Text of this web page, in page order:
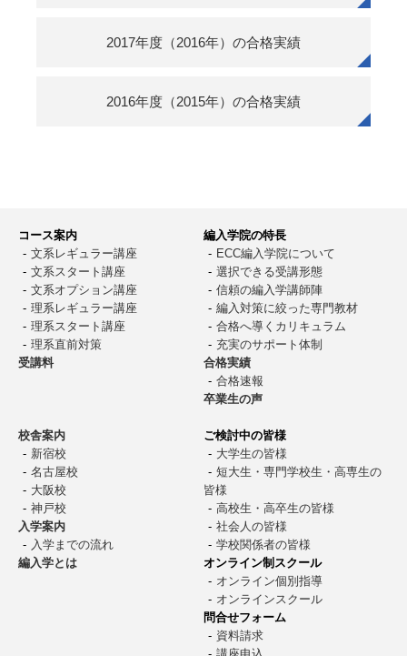
2017年度（2016年）の合格実績
2016年度（2015年）の合格実績
コース案内
⽂系レギュラー講座
⽂系スタート講座
⽂系オプション講座
理系レギュラー講座
理系スタート講座
理系直前対策
受講料
編入学院の特長
ECC編入学院について
選択できる受講形態
信頼の編入学講師陣
編入対策に絞った専門教材
合格へ導くカリキュラム
充実のサポート体制
合格実績
合格速報
卒業生の声
校舎案内
新宿校
名古屋校
大阪校
神戸校
入学案内
入学までの流れ
編入学とは
ご検討中の皆様
大学生の皆様
短大生・専門学校生・高専生の
皆様
高校生・高卒生の皆様
社会人の皆様
学校関係者の皆様
オンライン制スクール
オンライン個別指導
オンラインスクール
問合せフォーム
資料請求